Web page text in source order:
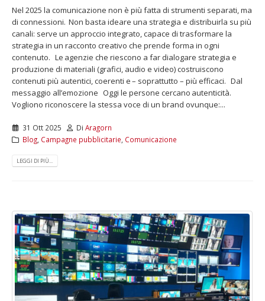
Nel 2025 la comunicazione non è più fatta di strumenti separati, ma
di connessioni. Non basta ideare una strategia e distribuirla su più
canali: serve un approccio integrato, capace di trasformare la
strategia in un racconto creativo che prende forma in ogni
contenuto. Le agenzie che riescono a far dialogare strategia e
produzione di materiali (grafici, audio e video) costruiscono
contenuti più autentici, coerenti e – soprattutto – più efficaci. Dal
messaggio all’emozione Oggi le persone cercano autenticità.
Vogliono riconoscere la stessa voce di un brand ovunque:...
31 Ott 2025 DiAragorn
Blog, Campagne pubblicitarie Comunicazione
LEGGI DI PIÙ...